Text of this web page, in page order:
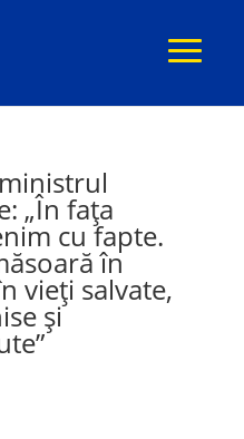
„În fața
cu fapte.
în
vieți salvate,
și